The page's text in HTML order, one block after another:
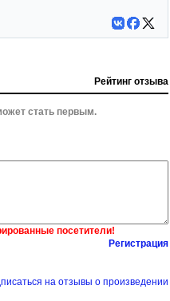
Рейтинг отзыва
стать первым.
посетители!
Регистрация
на отзывы о произведении